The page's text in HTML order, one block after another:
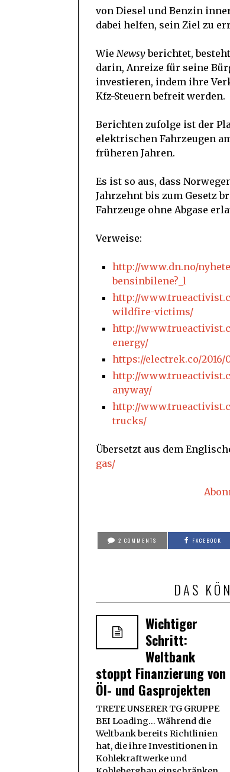
von Diesel und Benzin
dabei helfen, sein Ziel zu
Wie Newsyberichtet,
darin, Anreize für seine
investieren, indem ihre
Kfz-Steuern befreit werden.
Berichten zufolge ist der
elektrischen Fahrzeugen
früheren Jahren.
Es ist so aus, dass
Jahrzehnt bis zum Gesetz
Fahrzeuge ohne Abgase
Verweise:
http://www.dn.no/
bensinbilene?_l
http://
wildfire-victims/
http://
energy/
https://electrek.co/
http://
anyway/
http://
trucks/
Übersetzt aus dem
gas/
2 COMMENTS FACEBOOK
DAS
Wichtiger
Schritt:
Weltbank
stoppt Finanzierung von
Öl- und Gasprojekten
TRETE UNSERER TG GRUPPE
BEI Loading... Während die
Weltbank bereits Richtlinien
hat, die ihre Investitionen in
Kohlekraftwerke und